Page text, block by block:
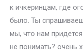
к ичкеринцам, где
было. Ты
мы, что нам
не понимать? очень